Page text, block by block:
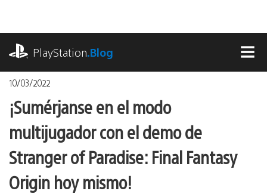
contenido
PlayStation.Blog
10/03/2022
¡Sumérjanse en el modo
multijugador con el demo de
Stranger of Paradise: Final Fantasy
Origin hoy mismo!